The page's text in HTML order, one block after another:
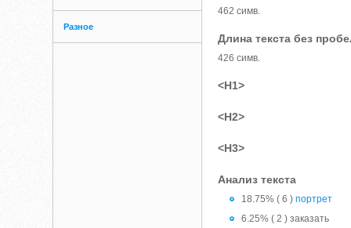
Разное
462 симв.
Длина текста без
426 симв.
<H1>
<H2>
<H3>
Анализ текста
18.75% ( 6 )портрет
6.25% ( 2 ) заказать